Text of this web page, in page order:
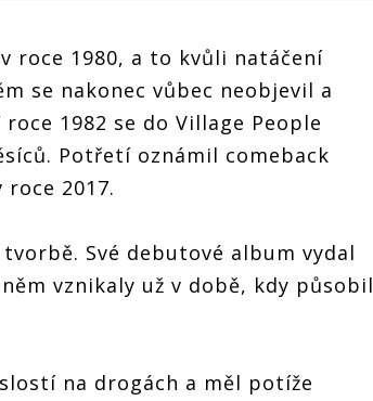
roce 1980, a to kvůli natáčení
se nakonec vůbec neobjevil a
1982 se do Village People
Potřetí oznámil comeback
2017.
Své debutové album vydal
vznikaly už v době, kdy působil
na drogách a měl potíže